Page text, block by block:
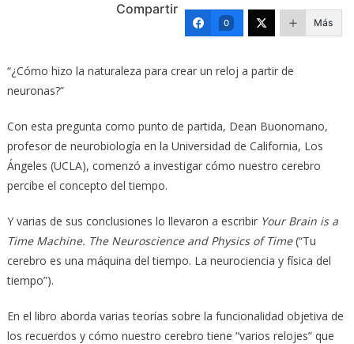
Compartir
0 Más
“¿Cómo hizo la naturaleza para crear un reloj a partir de
neuronas?”
Con esta pregunta como punto de partida, Dean Buonomano,
profesor de neurobiología en la Universidad de California, Los
Ángeles (UCLA), comenzó a investigar cómo nuestro cerebro
percibe el concepto del tiempo.
Y varias de sus conclusiones lo llevaron a escribir Your Brain is a
Time Machine. The Neuroscience and Physics of Time(“Tu
cerebro es una máquina del tiempo. La neurociencia y física del
tiempo”).
En el libro aborda varias teorías sobre la funcionalidad objetiva de
los recuerdos y cómo nuestro cerebro tiene “varios relojes” que